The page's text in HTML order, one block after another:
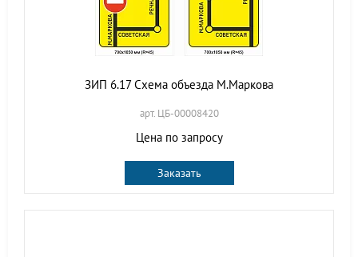
ЗИП 6.17 Схема объезда М.Маркова
арт. ЦБ-00008420
Цена по запросу
Заказать